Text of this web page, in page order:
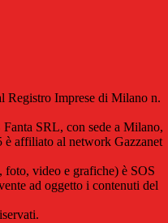
Registro Imprese di Milano n.
SRL, con sede a Milano,
è affiliato al network Gazzanet
foto, video e grafiche) è SOS
ad oggetto i contenuti del